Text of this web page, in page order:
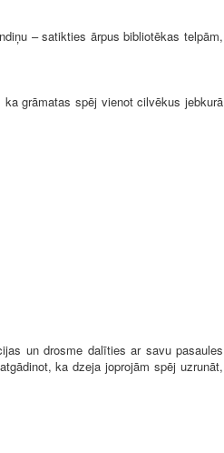
– satikties ārpus bibliotēkas telpām,
grāmatas spēj vienot cilvēkus jebkurā
un drosme dalīties ar savu pasaules
ka dzeja joprojām spēj uzrunāt,